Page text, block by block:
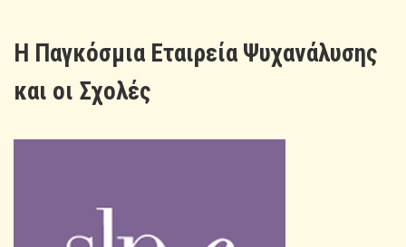
H Παγκόσμια Εταιρεία Ψυχανάλυσης
και οι Σχολές